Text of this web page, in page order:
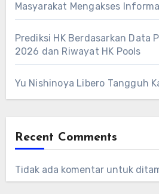
Masyarakat Mengakses
Prediksi HK Berdasarkan Data
2026 dan Riwayat HK Pools
Yu Nishinoya Libero Tangguh
Recent Comments
Tidak ada komentar untuk